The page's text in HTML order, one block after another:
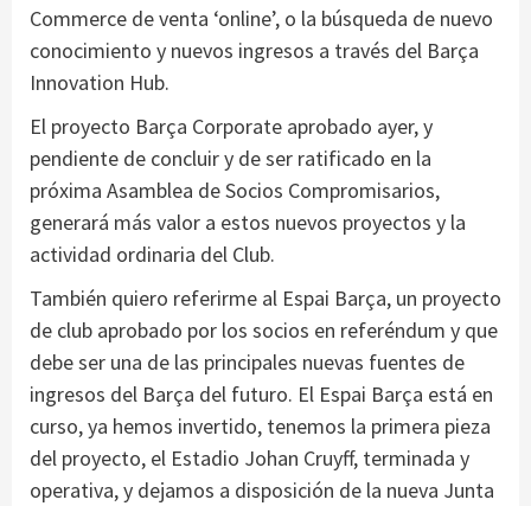
Commerce de venta ‘online’, o la búsqueda de nuevo
conocimiento y nuevos ingresos a través del Barça
Innovation Hub.
El proyecto Barça Corporate aprobado ayer, y
pendiente de concluir y de ser ratificado en la
próxima Asamblea de Socios Compromisarios,
generará más valor a estos nuevos proyectos y la
actividad ordinaria del Club.
También quiero referirme al Espai Barça, un proyecto
de club aprobado por los socios en referéndum y que
debe ser una de las principales nuevas fuentes de
ingresos del Barça del futuro. El Espai Barça está en
curso, ya hemos invertido, tenemos la primera pieza
del proyecto, el Estadio Johan Cruyff, terminada y
operativa, y dejamos a disposición de la nueva Junta